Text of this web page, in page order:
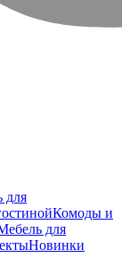
для
Комоды и
для
Новинки